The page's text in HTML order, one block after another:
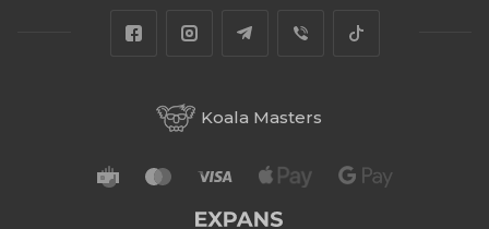
Koala Masters